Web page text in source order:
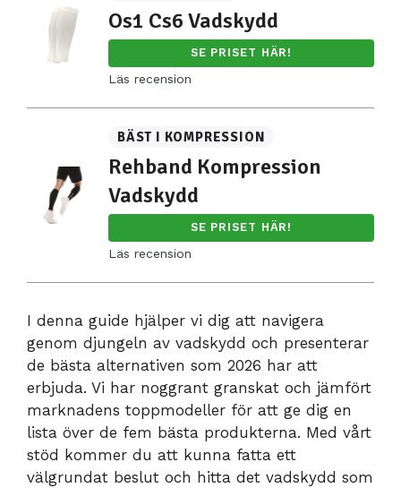
Os1 Cs6 Vadskydd
SE PRISET HÄR!
Läs recension
BÄST I KOMPRESSION
Rehband Kompression
Vadskydd
SE PRISET HÄR!
Läs recension
I denna guide hjälper vi dig att navigera
genom djungeln av vadskydd och presenterar
de bästa alternativen som 2026 har att
erbjuda. Vi har noggrant granskat och jämfört
marknadens toppmodeller för att ge dig en
lista över de fem bästa produkterna. Med vårt
stöd kommer du att kunna fatta ett
välgrundat beslut och hitta det vadskydd som